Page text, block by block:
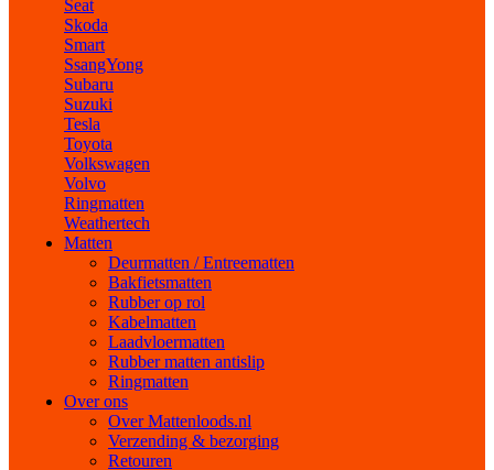
Seat
Skoda
Smart
SsangYong
Subaru
Suzuki
Tesla
Toyota
Volkswagen
Volvo
Ringmatten
Weathertech
Matten
Deurmatten / Entreematten
Bakfietsmatten
Rubber op rol
Kabelmatten
Laadvloermatten
Rubber matten antislip
Ringmatten
Over ons
Over Mattenloods.nl
Verzending & bezorging
Retouren